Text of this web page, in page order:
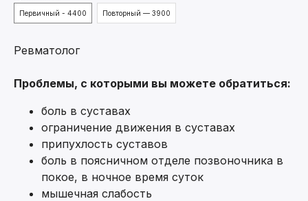
Первичный - 4400 Повторный — 3900
Ревматолог
Проблемы, с которыми вы можете обратиться:
боль в суставах
ограничение движения в суставах
припухлость суставов
боль в поясничном отделе позвоночника в
покое, в ночное время суток
мышечная слабость